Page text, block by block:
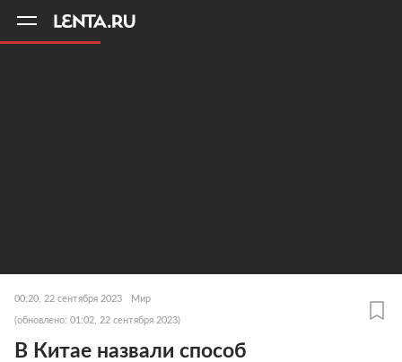
00:20, 22 сентября 2023 Мир
(обновлено: 01:02, 22 сентября 2023)
В Китае назвали способ